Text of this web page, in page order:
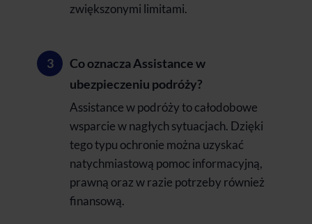
zwiększonymi limitami.
Co oznacza Assistance w
ubezpieczeniu podróży?
Assistance w podróży to całodobowe
wsparcie w nagłych sytuacjach. Dzięki
tego typu ochronie można uzyskać
natychmiastową pomoc informacyjną,
prawną oraz w razie potrzeby również
finansową.